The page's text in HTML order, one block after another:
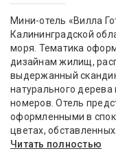
Мини-отель «Вилла
Калининградской
моря. Тематика
дизайнам жилищ,
выдержанный
натурального
номеров. Отель
оформленными в
цветах,
Читать полностью